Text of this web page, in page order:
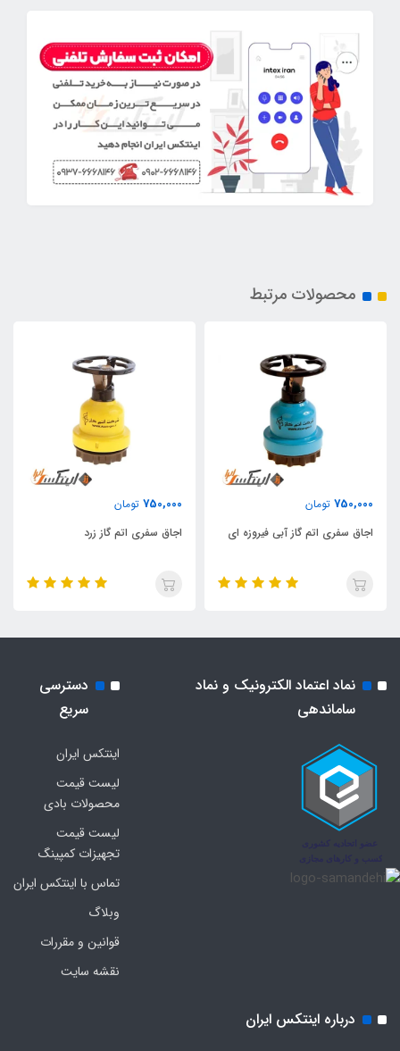
محصولات مرتبط
750,000 تومان
اجاق سفری اتم گاز آبی فیروزه ای
750,000 تومان
اجاق سفری اتم گاز زرد
نماد اعتماد الکترونیک و نماد
ساماندهی
دسترسی
سریع
اینتکس ایران
لیست قیمت
محصولات بادی
لیست قیمت
تجهیزات کمپینگ
تماس با اینتکس ایران
وبلاگ
قوانین و مقررات
نقشه سایت
درباره اینتکس ایران